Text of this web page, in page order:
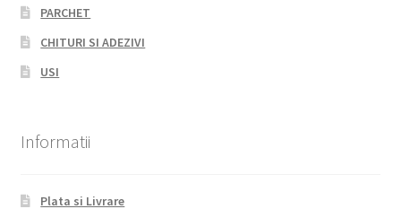
PARCHET
CHITURI SI ADEZIVI
USI
Informatii
Plata si Livrare